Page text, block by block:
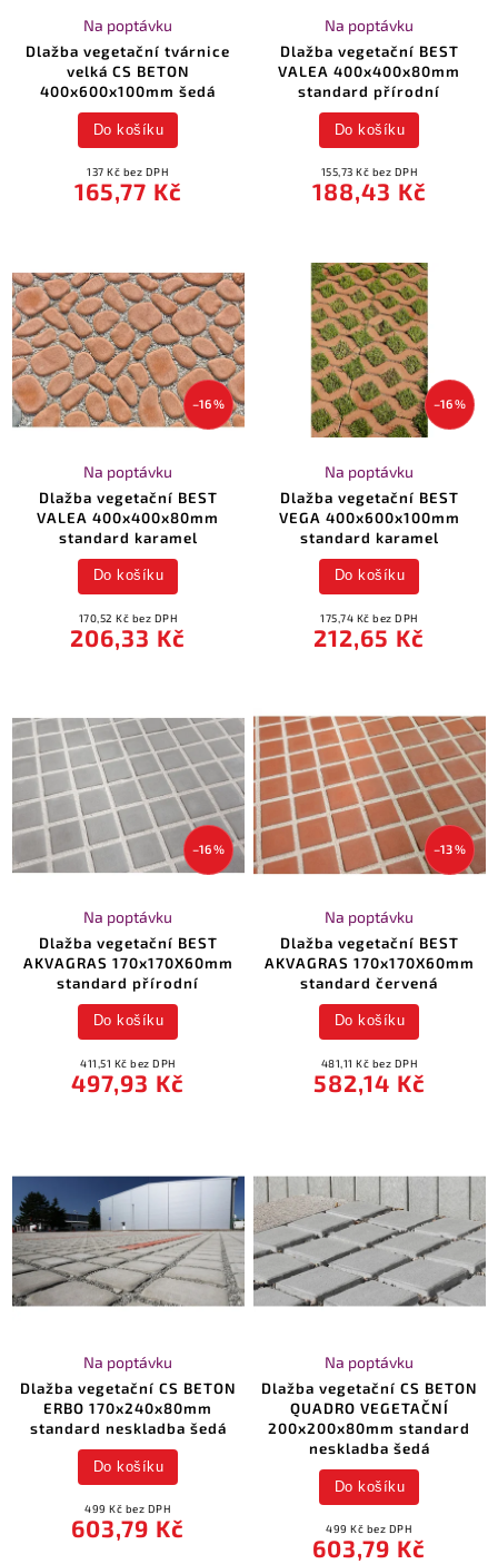
Dlažba vegetační tvárnice
velká CS BETON
400x600x100mm šedá
Na poptávku
137 Kč bez DPH
165,77 Kč
Do košíku
Dlažba vegetační BEST
VALEA 400x400x80mm
standard přírodní
Na poptávku
155,73 Kč bez DPH
188,43 Kč
Do košíku
–16 %
Dlažba vegetační BEST
VALEA 400x400x80mm
standard karamel
Na poptávku
170,52 Kč bez DPH
206,33 Kč
Do košíku
–16 %
Dlažba vegetační BEST
VEGA 400x600x100mm
standard karamel
Na poptávku
175,74 Kč bez DPH
212,65 Kč
Do košíku
–16 %
Dlažba vegetační BEST
AKVAGRAS 170x170X60mm
standard přírodní
Na poptávku
411,51 Kč bez DPH
497,93 Kč
Do košíku
–13 %
Dlažba vegetační BEST
AKVAGRAS 170x170X60mm
standard červená
Na poptávku
481,11 Kč bez DPH
582,14 Kč
Do košíku
Dlažba vegetační CS BETON
ERBO 170x240x80mm
standard neskladba šedá
Na poptávku
499 Kč bez DPH
603,79 Kč
Do košíku
Dlažba vegetační CS BETON
QUADRO VEGETAČNÍ
200x200x80mm standard
neskladba šedá
Na poptávku
499 Kč bez DPH
603,79 Kč
Do košíku